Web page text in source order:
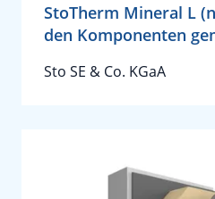
StoTherm Mineral L
den Komponenten
Sto SE & Co. KGaA